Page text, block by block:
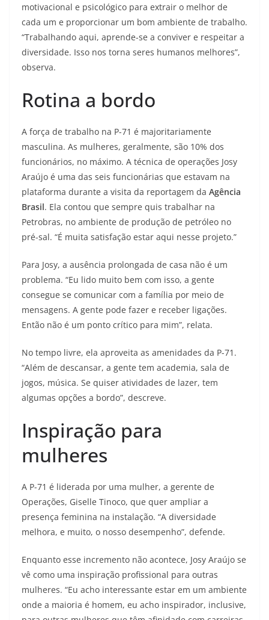
motivacional e psicológico para extrair o melhor de
cada um e proporcionar um bom ambiente de trabalho.
“Trabalhando aqui, aprende-se a conviver e respeitar a
diversidade. Isso nos torna seres humanos melhores”,
observa.
Rotina a bordo
A força de trabalho na P-71 é majoritariamente
masculina. As mulheres, geralmente, são 10% dos
funcionários, no máximo. A técnica de operações Josy
Araújo é uma das seis funcionárias que estavam na
plataforma durante a visita da reportagem da Agência
Brasil. Ela contou que sempre quis trabalhar na
Petrobras, no ambiente de produção de petróleo no
pré-sal. “É muita satisfação estar aqui nesse projeto.”
Para Josy, a ausência prolongada de casa não é um
problema. “Eu lido muito bem com isso, a gente
consegue se comunicar com a família por meio de
mensagens. A gente pode fazer e receber ligações.
Então não é um ponto crítico para mim”, relata.
No tempo livre, ela aproveita as amenidades da P-71.
“Além de descansar, a gente tem academia, sala de
jogos, música. Se quiser atividades de lazer, tem
algumas opções a bordo”, descreve.
Inspiração para
mulheres
A P-71 é liderada por uma mulher, a gerente de
Operações, Giselle Tinoco, que quer ampliar a
presença feminina na instalação. “A diversidade
melhora, e muito, o nosso desempenho”, defende.
Enquanto esse incremento não acontece, Josy Araújo se
vê como uma inspiração profissional para outras
mulheres. “Eu acho interessante estar em um ambiente
onde a maioria é homem, eu acho inspirador, inclusive,